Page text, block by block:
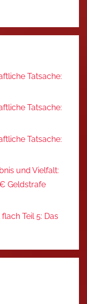
Tatsache:
Tatsache:
Tatsache:
und Vielfalt:
Geldstrafe
Teil 5: Das